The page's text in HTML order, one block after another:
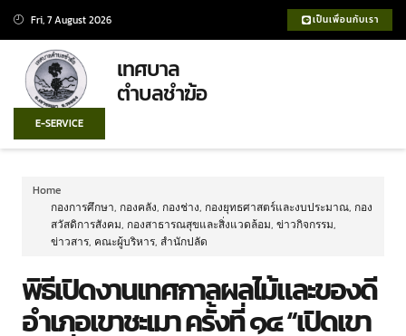
Fri, 7 August 2026 เป็นเพื่อนกับเรา
เทศบาล
ตำบลชำฆ้อ
E-SERVICE
Home
กองการศึกษา, กองคลัง, กองช่าง, กองยุทธศาสตร์และงบประมาณ, กอง
สวัสดิการสังคม, กองสาธารณสุขและสิ่งแวดล้อม, ข่าวกิจกรรม,
ข่าวสาร, คณะผู้บริหาร, สำนักปลัด
พิธีเปิดงานเทศกาลผลไม้และของดี
อำเภอเขาชะเมา ครั้งที่ ๑๔ “เปิดเขา